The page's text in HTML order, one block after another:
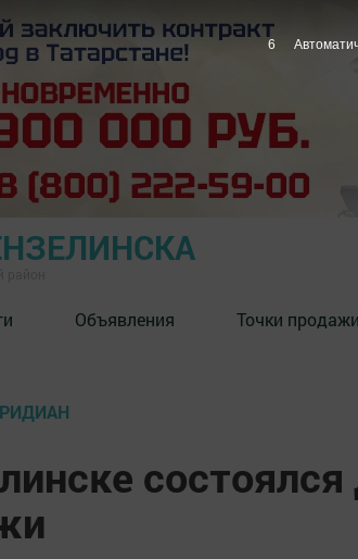
Объявления Точки
5